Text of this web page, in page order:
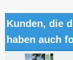
Kunden, die
haben auch